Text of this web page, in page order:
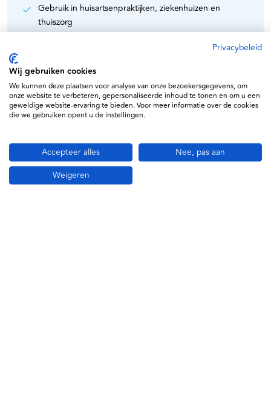
Gebruik in huisartsenpraktijken, ziekenhuizen en
thuiszorg
Merk:BD (Becton Dickinson)
Type:Insyte™-W perifere intraveneuze katheter
Maat:24 Gauge
Referentie:381312
Steriel:Ja
Latexvrij:Ja
Privacybeleid
Wij gebruiken cookies
We kunnen deze plaatsen voor analyse van onze bezoekersgegevens, om
onze website te verbeteren, gepersonaliseerde inhoud te tonen en om u een
geweldige website-ervaring te bieden. Voor meer informatie over de cookies
die we gebruiken opent u de instellingen.
Accepteer alles
Nee, pas aan
Weigeren